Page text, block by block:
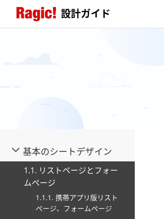
設計ガイド
基本のシートデザイン
1.1. リストページとフォー
ムページ
1.1.1. 携帯アプリ版リスト
ページ、フォームページ